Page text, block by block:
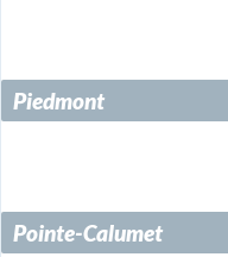
Piedmont
Pointe-Calumet